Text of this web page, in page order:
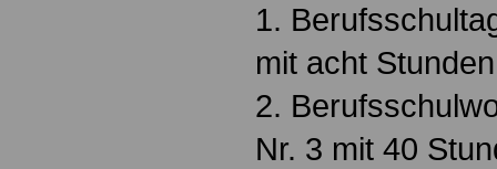
1.
mit acht
2.
Nr. 3 mit 40